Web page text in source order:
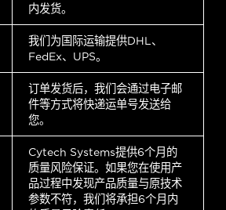
内发货。
我们为国际运输提供DHL、
FedEx、UPS。
订单发货后，我们会通过电子邮
件等方式将快递运单号发送给
您。
Cytech Systems提供6个月的
质量风险保证。如果您在使用产
品过程中发现产品质量与原技术
参数不符，我们将承担6个月内